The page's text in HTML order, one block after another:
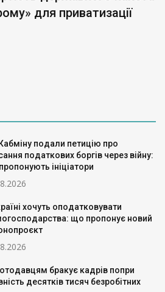
для приватизації
подали петицію про
податкових боргів через війну:
ініціатори
хочуть оподатковувати
що пропонує новий
бракує кадрів попри
десятків тисяч безробітних